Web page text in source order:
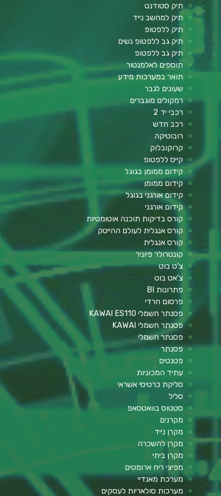
תיק סטודנט
תיק למחשב נייד
תיק ללפטופ
תיק גב ללפטופ נשים
תיק גב ללפטופ
תוספים לאלמנטור
תואר במערכות מידע
שעונים לגבר
רמקולים מוגברים
רכבי יד 2
רכב חדש
רובוטיקה
קרוקובלוק
קייס ללפטופ
קידום ממומן בגוגל
קידום ממומן
קידום אורגני בגוגל
קידום אורגני
קורס בדיקות תוכנה אוטומטיות
קורס אנגלית לעולם ההייטק
קורס אנגלית
קונטרולר פיוניר
צ'ט בוט
צ'אט בוט
פתרונות BI
פרסום חרדי
פסנתר חשמלי KAWAI ES110
פסנתר חשמלי KAWAI
פסנתר חשמלי
פסנתר
פטנטים
עתיד המכוניות
סליקת כרטיסי אשראי
סליל
סטטוס בוואטסאפ
מקרנים
מקרן נייד
מקרן להשכרה
מקרן ביתי
מפיצי ריח ארומטים
מערכת מאנדיי
מערכות סולאריות לעסקים